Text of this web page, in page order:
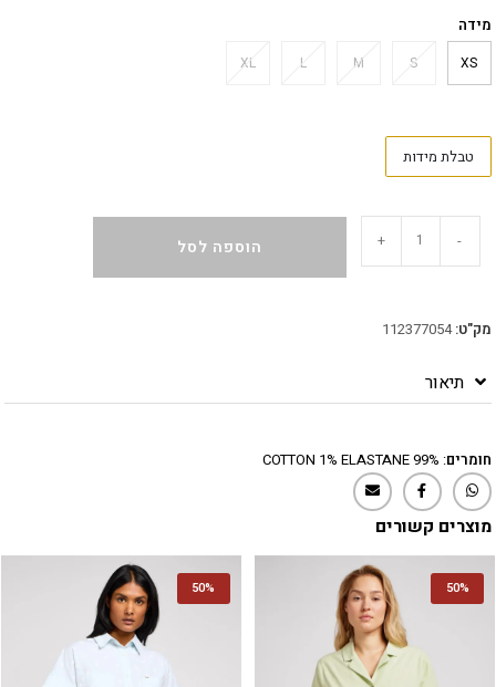
מידה
XS
S
M
L
XL
טבלת מידות
-
+ הוספה לסל
מק"ט:112377054
תיאור
חומרים: 99% COTTON 1% ELASTANE
מוצרים קשורים
50%
50%